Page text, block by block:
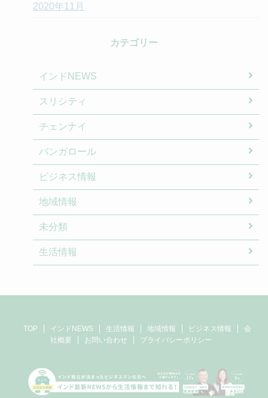
2020年11月
カテゴリー
インドNEWS
スリシティ
チェンナイ
バンガロール
ビジネス情報
地域情報
未分類
生活情報
TOP インドNEWS 生活情報 地域情報 ビジネス情報
会
社概要
お問い合わせ プライバシーポリシー